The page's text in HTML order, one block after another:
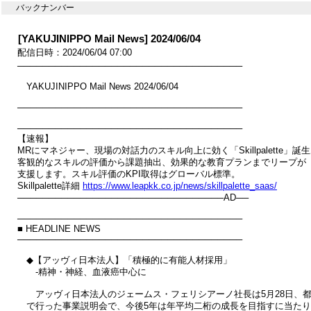
バックナンバー
[YAKUJINIPPO Mail News] 2024/06/04
配信日時：2024/06/04 07:00
────────────────────────────────────
YAKUJINIPPO Mail News 2024/06/04
────────────────────────────────────
────────────────────────────────────
【速報】
MRにマネジャー、現場の対話力のスキル向上に効く「Skillpalette」誕生
客観的なスキルの評価から課題抽出、効果的な教育プランまでリープが
支援します。スキル評価のKPI取得はグローバル標準。
Skillpalette詳細 https://www.leapkk.co.jp/news/skillpalette_saas/
─────────────────────────────────AD──
────────────────────────────────────
■ HEADLINE NEWS
────────────────────────────────────
◆【アッヴィ日本法人】「積極的に有能人材採用」
‐精神・神経、血液癌中心に
アッヴィ日本法人のジェームス・フェリシアーノ社長は5月28日、
で行った事業説明会で、今後5年は年平均二桁の成長を目指すに当たり